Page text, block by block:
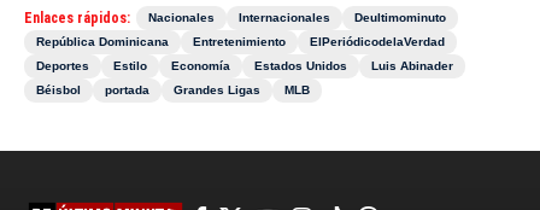
Enlaces rápidos: Nacionales Internacionales
Deultimominuto
República Dominicana
Entretenimiento
ElPeriódicodelaVerdad
Deportes
Estilo Economía Estados Unidos
Luis Abinader
Béisbol
portada Grandes Ligas MLB